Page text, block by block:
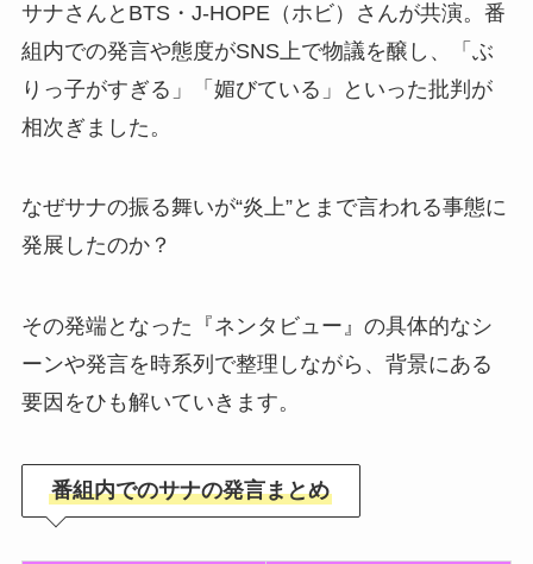
サナさんとBTS・J-HOPE（ホビ）さんが共演。番
組内での発言や態度がSNS上で物議を醸し、「ぶ
りっ子がすぎる」「媚びている」といった批判が
相次ぎました。
なぜサナの振る舞いが“炎上”とまで言われる事態に
発展したのか？
その発端となった『ネンタビュー』の具体的なシ
ーンや発言を時系列で整理しながら、背景にある
要因をひも解いていきます。
番組内でのサナの発言まとめ